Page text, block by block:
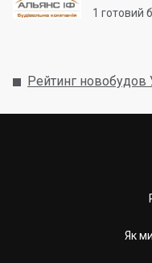
1 готовий
Рейтинг новобудов
Як